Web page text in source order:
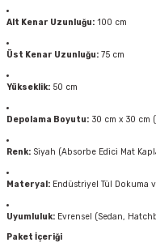
Alt Kenar Uzunluğu: 100 cm
Üst Kenar Uzunluğu: 75 cm
Yükseklik: 50 cm
Depolama Boyutu: 30 cm x 30 cm
Renk: Siyah (Absorbe Edici Mat
Materyal: Endüstriyel Tül Dokuma
Uyumluluk: Evrensel (Sedan,
Paket İçeriği